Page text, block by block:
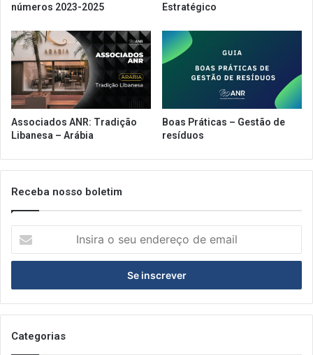
números 2023-2025
Estratégico
Associados ANR: Tradição
Libanesa – Arábia
Boas Práticas – Gestão de
resíduos
Receba nosso boletim
seu
de
email
Categorias